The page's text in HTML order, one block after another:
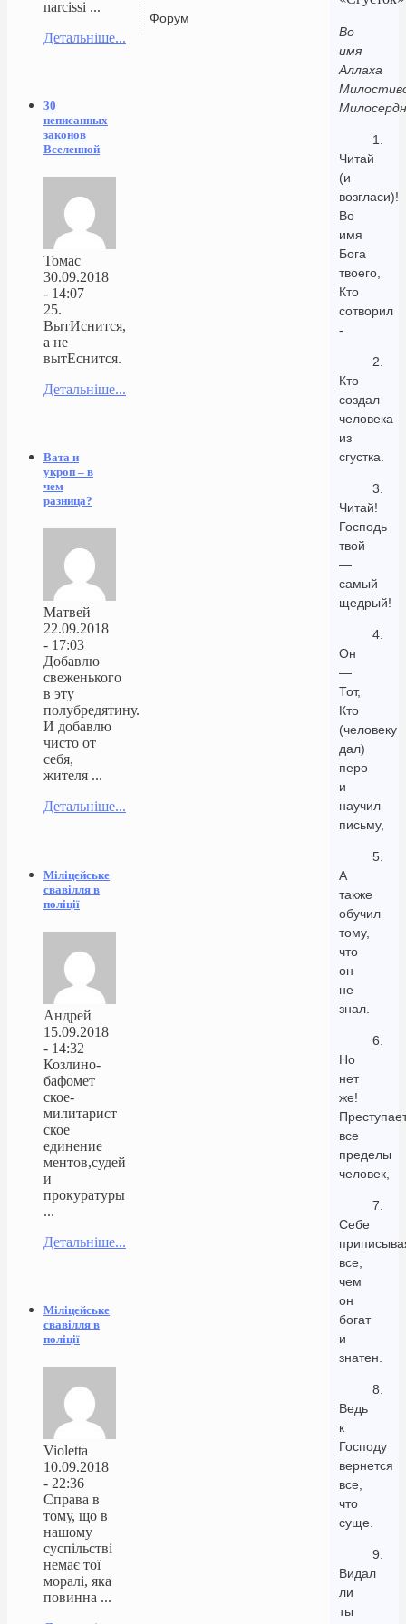
Форум
Во
имя
Аллаха
1.
Читай
(и
возгласи)!
Во
имя
Бога
твоего,
Кто
сотворил
-
2.
Кто
создал
человека
из
сгустка.
3.
Читай!
Господь
твой
—
самый
щедрый!
4.
Он
—
Тот,
Кто
(человеку
дал)
перо
и
научил
письму,
5.
А
также
обучил
тому,
что
он
не
знал.
6.
Но
нет
же!
все
пределы
человек,
7.
Себе
все,
чем
он
богат
и
знатен.
8.
Ведь
к
Господу
вернется
все,
что
суще.
9.
Видал
ли
ты
narcissi ...
Детальніше...
30
неписанных
законов
Вселенной
Томас
30.09.2018
- 14:07
25.
ВытИснится,
а не
вытЕснится.
Детальніше...
Вата и
укроп – в
чем
разница?
Матвей
22.09.2018
- 17:03
Добавлю
свеженького
в эту
полубредятину.
И добавлю
чисто от
себя,
жителя ...
Детальніше...
Міліцейське
свавілля в
поліції
Андрей
15.09.2018
- 14:32
Козлино-
бафомет
ское-
милитарист
ское
единение
ментов,судей
и
прокуратуры
...
Детальніше...
Міліцейське
свавілля в
поліції
Violetta
10.09.2018
- 22:36
Справа в
тому, що в
нашому
суспільстві
немає тої
моралі, яка
повинна ...